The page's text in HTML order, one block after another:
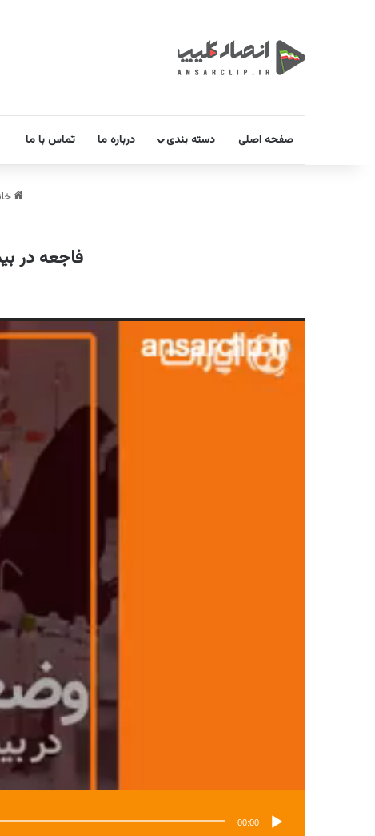
صفحه اصلی دسته بندی درباره ما تماس با ما
فاجعه در
نمایشگر
00:00